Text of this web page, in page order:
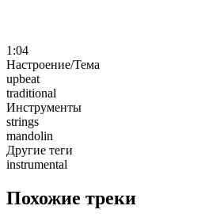
1:04
Настроение/Тема
upbeat
traditional
Инструменты
strings
mandolin
Другие теги
instrumental
Похожие треки